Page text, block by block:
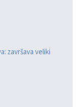
završava veliki